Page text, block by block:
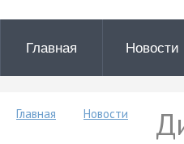
Главная Новости
Главная Новости